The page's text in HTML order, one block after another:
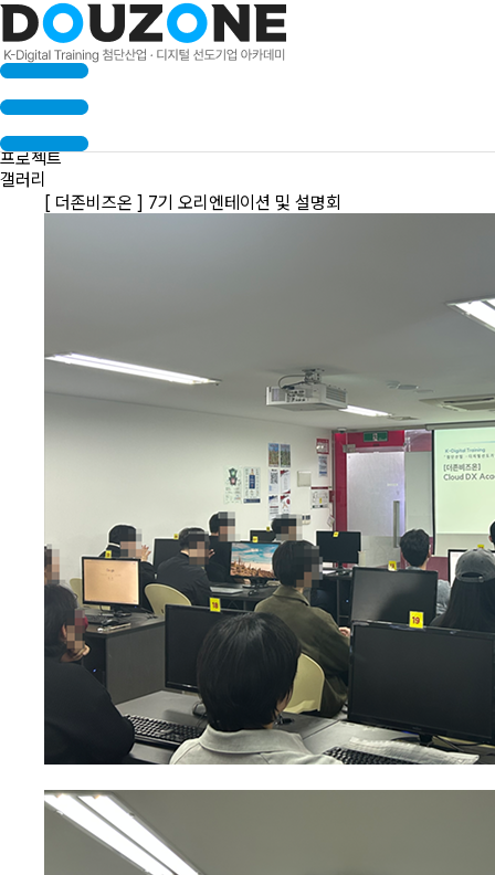
수료생 인터뷰
프로젝트
갤러리
[ 더존비즈온 ] 7기 오리엔테이션 및 설명회